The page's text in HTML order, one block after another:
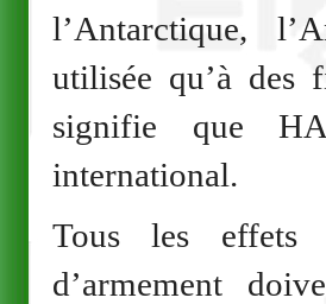
l’Antarctique,
utilisée qu’à des
signifie que
international.
Tous les effets
d’armement